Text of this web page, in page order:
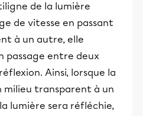
de la lumière
de vitesse en passant
à un autre, elle
passage entre deux
Ainsi, lorsque la
milieu transparent à un
lumière sera réfléchie,